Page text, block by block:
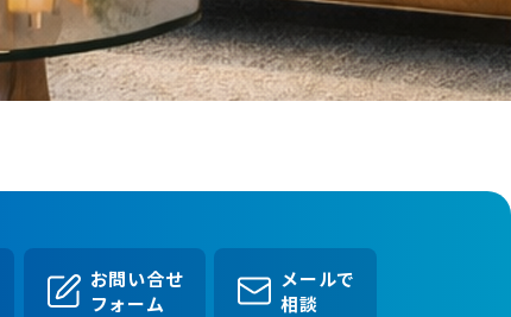
お問い合せ
フォーム
メールで
相談